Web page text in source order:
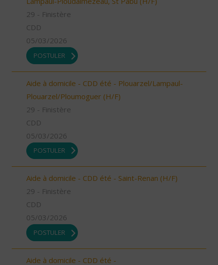
29 - Finistère
CDD
05/03/2026
POSTULER
Aide à domicile - CDD été - Plouarzel/Lampaul-
Plouarzel/Ploumoguer (H/F)
29 - Finistère
CDD
05/03/2026
POSTULER
Aide à domicile - CDD été - Saint-Renan (H/F)
29 - Finistère
CDD
05/03/2026
POSTULER
Aide à domicile - CDD été -